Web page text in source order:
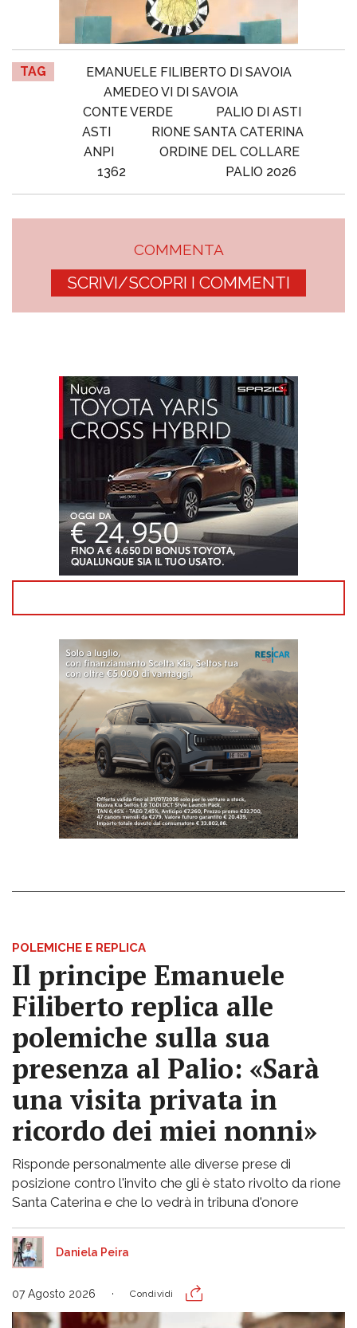
TAG
EMANUELE FILIBERTO DI SAVOIA
AMEDEO VI DI SAVOIA
CONTE VERDE
PALIO DI ASTI
ASTI
RIONE SANTA CATERINA
ANPI
ORDINE DEL COLLARE
1362
PALIO 2026
COMMENTA
SCRIVI/SCOPRI I COMMENTI
POLEMICHE E REPLICA
Il principe Emanuele
Filiberto replica alle
polemiche sulla sua
presenza al Palio: «Sarà
una visita privata in
ricordo dei miei nonni»
Risponde personalmente alle diverse prese di
posizione contro l'invito che gli è stato rivolto da rione
Santa Caterina e che lo vedrà in tribuna d'onore
Daniela Peira
07 Agosto 2026 Condividi